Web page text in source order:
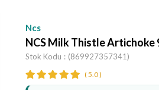
Ncs
NCS Milk Thistle Artichoke
Stok Kodu (869927357341)
5.0